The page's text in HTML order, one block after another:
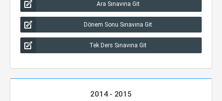
Ara Sınavına Git
Dönem Sonu Sınavına Git
Tek Ders Sınavına Git
2014 - 2015